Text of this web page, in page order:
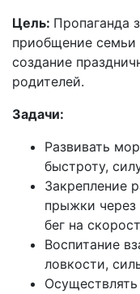
Цель: Пропаганда
приобщение семьи
создание
родителей.
Задачи:
Развивать
быстроту,
Закрепление
прыжки через
бег на
Воспитание
ловкости,